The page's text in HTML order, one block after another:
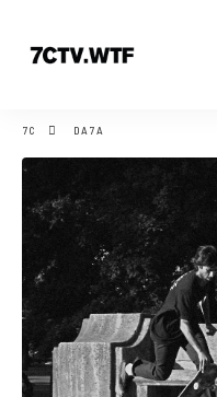
7C DA7A